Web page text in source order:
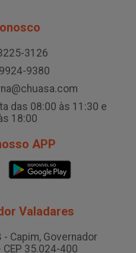
3126
9380
das 08:00 às 11:30 e
18:00
APP
Valadares
- Capim, Governador
35.024-400